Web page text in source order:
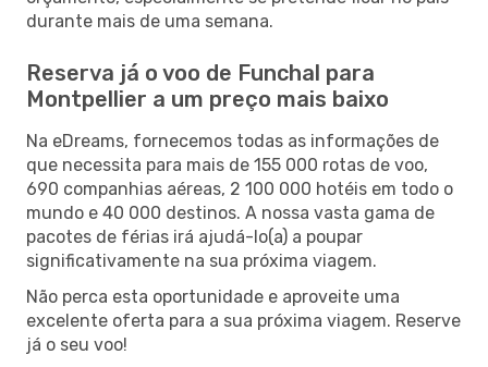
durante mais de uma semana.
Reserva já o voo de Funchal para
Montpellier a um preço mais baixo
Na eDreams, fornecemos todas as informações de
que necessita para mais de 155 000 rotas de voo,
690 companhias aéreas, 2 100 000 hotéis em todo o
mundo e 40 000 destinos. A nossa vasta gama de
pacotes de férias irá ajudá-lo(a) a poupar
significativamente na sua próxima viagem.
Não perca esta oportunidade e aproveite uma
excelente oferta para a sua próxima viagem. Reserve
já o seu voo!